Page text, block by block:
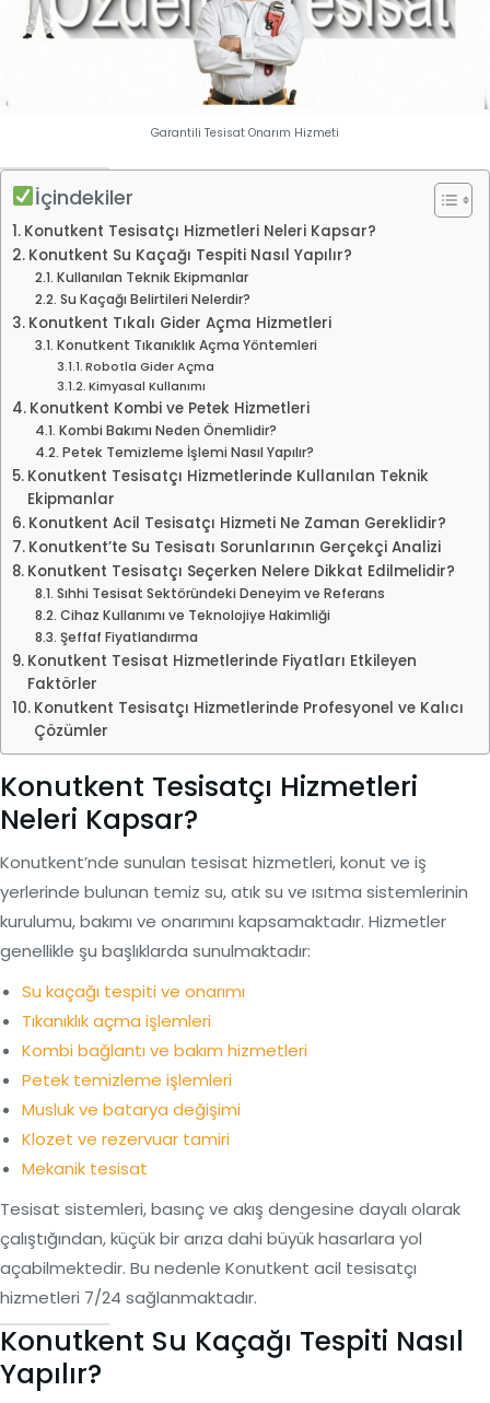
Garantili Tesisat Onarım Hizmeti
İçindekiler
Konutkent Tesisatçı Hizmetleri Neleri Kapsar?
Konutkent Su Kaçağı Tespiti Nasıl Yapılır?
Kullanılan Teknik Ekipmanlar
Su Kaçağı Belirtileri Nelerdir?
Konutkent Tıkalı Gider Açma Hizmetleri
Konutkent Tıkanıklık Açma Yöntemleri
Robotla Gider Açma
Kimyasal Kullanımı
Konutkent Kombi ve Petek Hizmetleri
Kombi Bakımı Neden Önemlidir?
Petek Temizleme İşlemi Nasıl Yapılır?
Konutkent Tesisatçı Hizmetlerinde Kullanılan Teknik
Ekipmanlar
Konutkent Acil Tesisatçı Hizmeti Ne Zaman Gereklidir?
Konutkent’te Su Tesisatı Sorunlarının Gerçekçi Analizi
Konutkent Tesisatçı Seçerken Nelere Dikkat Edilmelidir?
Sıhhi Tesisat Sektöründeki Deneyim ve Referans
Cihaz Kullanımı ve Teknolojiye Hakimliği
Şeffaf Fiyatlandırma
Konutkent Tesisat Hizmetlerinde Fiyatları Etkileyen
Faktörler
Konutkent Tesisatçı Hizmetlerinde Profesyonel ve Kalıcı
Çözümler
Konutkent Tesisatçı Hizmetleri
Neleri Kapsar?
Konutkent’nde sunulan tesisat hizmetleri, konut ve iş
yerlerinde bulunan temiz su, atık su ve ısıtma sistemlerinin
kurulumu, bakımı ve onarımını kapsamaktadır. Hizmetler
genellikle şu başlıklarda sunulmaktadır:
Su kaçağı tespiti ve onarımı
Tıkanıklık açma işlemleri
Kombi bağlantı ve bakım hizmetleri
Petek temizleme işlemleri
Musluk ve batarya değişimi
Klozet ve rezervuar tamiri
Mekanik tesisat
Tesisat sistemleri, basınç ve akış dengesine dayalı olarak
çalıştığından, küçük bir arıza dahi büyük hasarlara yol
açabilmektedir. Bu nedenle Konutkent acil tesisatçı
hizmetleri 7/24 sağlanmaktadır.
Konutkent Su Kaçağı Tespiti Nasıl
Yapılır?